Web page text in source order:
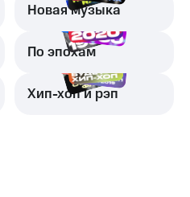
Новая музыка
По эпохам
Хип-хоп и рэп